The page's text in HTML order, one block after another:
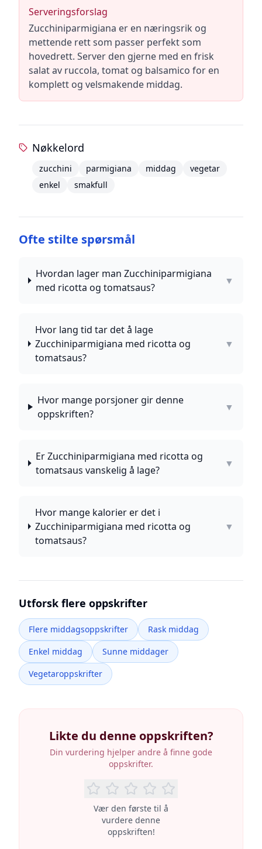
Serveringsforslag
Zucchiniparmigiana er en næringsrik og
mettende rett som passer perfekt som
hovedrett. Server den gjerne med en frisk
salat av ruccola, tomat og balsamico for en
komplett og velsmakende middag.
Nøkkelord
zucchini parmigiana middag
vegetar
enkel
smakfull
Ofte stilte spørsmål
Hvordan lager man Zucchiniparmigiana
med ricotta og tomatsaus?
▼
Hvor lang tid tar det å lage
Zucchiniparmigiana med ricotta og
tomatsaus?
▼
Hvor mange porsjoner gir denne
oppskriften?
▼
Er Zucchiniparmigiana med ricotta og
tomatsaus vanskelig å lage?
▼
Hvor mange kalorier er det i
Zucchiniparmigiana med ricotta og
tomatsaus?
▼
Utforsk flere oppskrifter
Flere middagsoppskrifter
Rask middag
Enkel middag
Sunne middager
Vegetaroppskrifter
Likte du denne oppskriften?
Din vurdering hjelper andre å finne gode
oppskrifter.
Vær den første til å
vurdere denne
oppskriften!